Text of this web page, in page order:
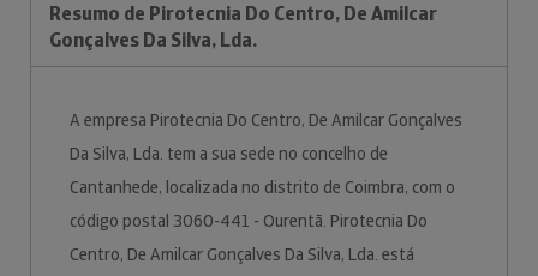
Resumo de Pirotecnia Do Centro, De Amilcar
Gonçalves Da Silva, Lda.
A empresa Pirotecnia Do Centro, De Amilcar Gonçalves
Da Silva, Lda. tem a sua sede no concelho de
Cantanhede, localizada no distrito de Coimbra, com o
código postal 3060-441 - Ourentã. Pirotecnia Do
Centro, De Amilcar Gonçalves Da Silva, Lda. está